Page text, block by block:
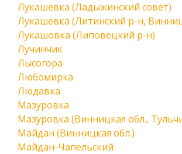
Лукашевка (Ладыжинский совет)
Лукашевка (Литинский р-н,
Лукашовка (Липовецкий р-н)
Лучинчик
Лысогора
Любомирка
Людавка
Мазуровка
Мазуровка (Винницкая обл.,
Майдан (Винницкая обл.)
Майдан-Чапельский